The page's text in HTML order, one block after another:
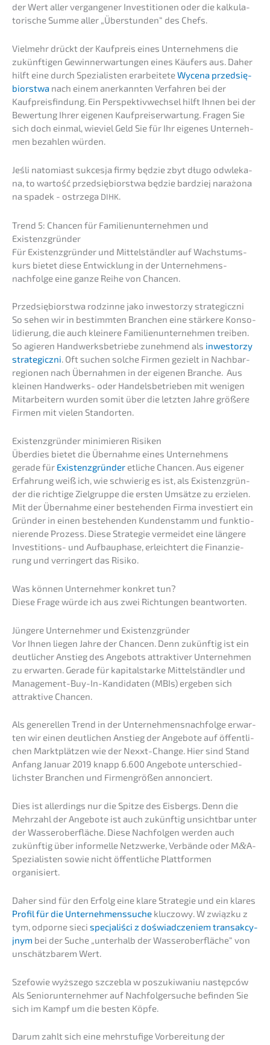
der Wert aller vergan­ge­ner Inves­ti­tio­nen oder die kalku­la­
to­ri­sche Summe aller „Überstun­den“ des Chefs.
Vielmehr drückt der Kaufpreis eines Unter­neh­mens die
zukünf­ti­gen Gewinn­erwar­tun­gen eines Käufers aus. Daher
hilft eine durch Spezia­lis­ten erarbei­te­teWycena przedsię­
bi­orst­wa nach einem anerkann­ten Verfah­ren bei der
Kaufpreis­fin­dung. Ein Perspek­tiv­wech­sel hilft Ihnen bei der
Bewer­tung Ihrer eigenen Kaufpreis­er­war­tung. Fragen Sie
sich doch einmal, wieviel Geld Sie für Ihr eigenes Unter­neh­
men bezah­len würden.
Jeśli natomi­ast sukces­ja firmy będzie zbyt długo odwle­ka­
na, to wartość przedsię­bi­orst­wa będzie bardziej narażo­na
na spadek - ostrz­e­ga DIHK.
Trend 5: Chancen für Famili­en­un­ter­neh­men und
Existenzgründer
Für Existenz­grün­der und Mittel­ständ­ler auf Wachs­tums­
kurs bietet diese Entwick­lung in der Unternehmens­
nachfolge eine ganze Reihe von Chancen.
Przedsię­bi­orst­wa rodzin­ne jako inwest­or­zy strategiczni
So sehen wir in bestimm­ten Branchen eine stärke­re Konso­
li­die­rung, die auch kleine­re Famili­en­un­ter­neh­men treiben.
So agieren Handwerks­be­trie­be zuneh­mend als inwest­or­zy
strate­gicz­ni. Oft suchen solche Firmen gezielt in Nachbar­
re­gio­nen nach Übernah­men in der eigenen Branche. Aus
kleinen Handwerks- oder Handels­be­trie­ben mit wenigen
Mitar­bei­tern wurden somit über die letzten Jahre größe­re
Firmen mit vielen Standorten.
Existenz­grün­der minimie­ren Risiken
Überdies bietet die Übernah­me eines Unter­neh­mens
gerade für Existenz­grün­der etliche Chancen. Aus eigener
Erfah­rung weiß ich, wie schwie­rig es ist, als Existenz­grün­
der die richti­ge Zielgrup­pe die ersten Umsät­ze zu erzie­len.
Mit der Übernah­me einer bestehen­den Firma inves­tiert ein
Gründer in einen bestehen­den Kunden­stamm und funktio­
nie­ren­de Prozess. Diese Strate­gie vermei­det eine länge­re
Inves­ti­ti­ons- und Aufbau­pha­se, erleich­tert die Finan­zie­
rung und verrin­gert das Risiko.
Was können Unter­neh­mer konkret tun?
Diese Frage würde ich aus zwei Richtun­gen beantworten.
Jünge­re Unter­neh­mer und Existenzgründer
Vor Ihnen liegen Jahre der Chancen. Denn zukünf­tig ist ein
deutli­cher Anstieg des Angebots attrak­ti­ver Unter­neh­men
zu erwar­ten. Gerade für kapital­star­ke Mittel­ständ­ler und
Manage­ment-Buy-In-Kandi­da­ten (MBIs) ergeben sich
attrak­ti­ve Chancen.
Als generel­len Trend in der Unternehmens­nachfolge erwar­
ten wir einen deutli­chen Anstieg der Angebo­te auf öffent­li­
chen Markt­plät­zen wie der Nexxt-Change. Hier sind Stand
Anfang Januar 2019 knapp 6.600 Angebo­te unter­schied­
lichs­ter Branchen und Firmen­grö­ßen annonciert.
Dies ist aller­dings nur die Spitze des Eisbergs. Denn die
Mehrzahl der Angebo­te ist auch zukünf­tig unsicht­bar unter
der Wasser­ober­flä­che. Diese Nachfol­gen werden auch
zukünf­tig über infor­mel­le Netzwer­ke, Verbän­de oder M&A-
Spezialisten sowie nicht öffent­li­che Platt­for­men
organisiert.
Daher sind für den Erfolg eine klare Strate­gie und ein klares
Profil für die Unter­neh­mens­su­che kluczowy. W związ­ku z
tym, odpor­ne sieci specja­liści z doświad­c­ze­niem transak­cy­
jnym bei der Suche „unter­halb der Wasser­ober­flä­che“ von
unschätz­ba­rem Wert.
Szefo­wie wyższe­go szcze­b­la w poszu­ki­wa­niu następców
Als Senior­un­ter­neh­mer auf Nachfol­ger­su­che befin­den Sie
sich im Kampf um die besten Köpfe.
Darum zahlt sich eine mehrstu­fi­ge Vorbe­rei­tung der